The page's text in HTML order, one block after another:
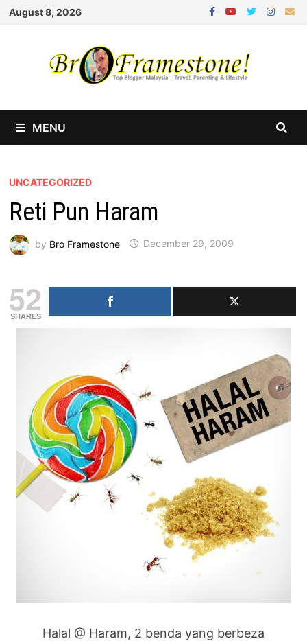
Skip
August 8, 2026
MENU
UNCATEGORIZED
Reti Pun Haram
by Bro Framestone December 29, 2009
52
SHARES
Halal @ Haram, 2 benda yang berbeza